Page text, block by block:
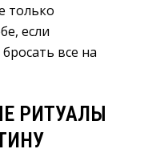
только
если
все на
РИТУАЛЫ